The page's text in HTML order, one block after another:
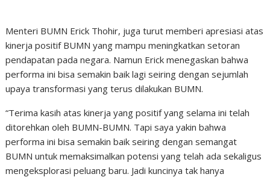
Menteri BUMN Erick Thohir, juga turut memberi apresiasi atas
kinerja positif BUMN yang mampu meningkatkan setoran
pendapatan pada negara. Namun Erick menegaskan bahwa
performa ini bisa semakin baik lagi seiring dengan sejumlah
upaya transformasi yang terus dilakukan BUMN.
“Terima kasih atas kinerja yang positif yang selama ini telah
ditorehkan oleh BUMN-BUMN. Tapi saya yakin bahwa
performa ini bisa semakin baik seiring dengan semangat
BUMN untuk memaksimalkan potensi yang telah ada sekaligus
mengeksplorasi peluang baru. Jadi kuncinya tak hanya